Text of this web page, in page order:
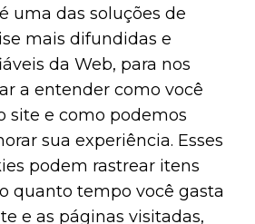
uma das soluções de
mais difundidas e
​​da Web, para nos
a entender como você
site e como podemos
sua experiência. Esses
podem rastrear itens
quanto tempo você gasta
e as páginas visitadas,